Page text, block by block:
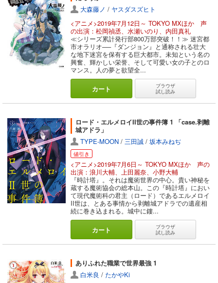
大森藤ノ / ヤスダスズヒト
<アニメ>2019年7月12日～ TOKYO MXほか 声
の出演：松岡禎丞、水瀬いのり、内田真礼
≪シリーズ累計発行部800万部突破！！≫ 迷宮都
市オラリオ──『ダンジョン』と通称される壮大
な地下迷宮を保有する巨大都市。未知という名の
興奮、輝かしい栄誉、そして可愛い女の子とのロ
マンス。人の夢と欲望全...
カート
ブラウザ
試し読み
ロード・エルメロイII世の事件簿 1 「case.剥離
城アドラ」
TYPE-MOON / 三田誠 / 坂本みねぢ
値引き
<アニメ>2019年7月6日～ TOKYO MXほか 声の
出演：浪川大輔、上田麗奈、小野大輔
『時計塔』。それは魔術世界の中心。貴い神秘を
蔵する魔術協会の総本山。この『時計塔』におい
て現代魔術科の君主（ロード）であるエルメロイ
II世は、とある事情から剥離城アドラでの遺産相
続に巻き込まれる。城中に鏤...
カート
ブラウザ
試し読み
ありふれた職業で世界最強 1
白米良 / たかやKi